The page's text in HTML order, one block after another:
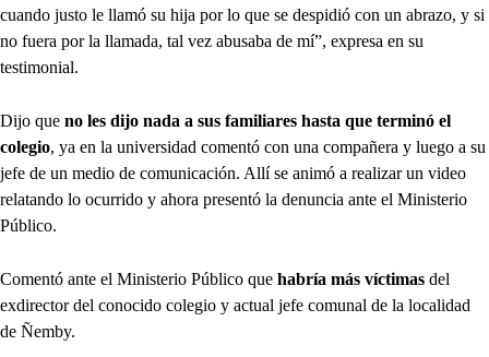
cuando justo le llamó su hija por lo que se despidió con un abrazo, y si
no fuera por la llamada, tal vez abusaba de mí”, expresa en su
testimonial.
Dijo que no les dijo nada a sus familiares hasta que terminó el
colegio, ya en la universidad comentó con una compañera y luego a su
jefe de un medio de comunicación. Allí se animó a realizar un video
relatando lo ocurrido y ahora presentó la denuncia ante el Ministerio
Público.
Comentó ante el Ministerio Público que habría más víctimas del
exdirector del conocido colegio y actual jefe comunal de la localidad
de Ñemby.